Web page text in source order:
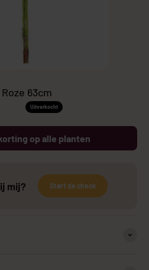
63cm
Uitverkocht
op alle planten
mij? Start de check